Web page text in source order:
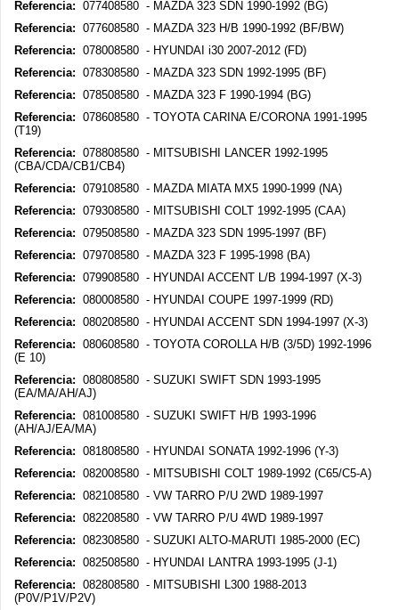
Referencia: 077408580 - MAZDA 323 SDN 1990-1992 (BG)
Referencia: 077608580 - MAZDA 323 H/B 1990-1992 (BF/BW)
Referencia: 078008580 - HYUNDAI i30 2007-2012 (FD)
Referencia: 078308580 - MAZDA 323 SDN 1992-1995 (BF)
Referencia: 078508580 - MAZDA 323 F 1990-1994 (BG)
Referencia: 078608580 - TOYOTA CARINA E/CORONA 1991-1995
(T19)
Referencia: 078808580 - MITSUBISHI LANCER 1992-1995
(CBA/CDA/CB1/CB4)
Referencia: 079108580 - MAZDA MIATA MX5 1990-1999 (NA)
Referencia: 079308580 - MITSUBISHI COLT 1992-1995 (CAA)
Referencia: 079508580 - MAZDA 323 SDN 1995-1997 (BF)
Referencia: 079708580 - MAZDA 323 F 1995-1998 (BA)
Referencia: 079908580 - HYUNDAI ACCENT L/B 1994-1997 (X-3)
Referencia: 080008580 - HYUNDAI COUPE 1997-1999 (RD)
Referencia: 080208580 - HYUNDAI ACCENT SDN 1994-1997 (X-3)
Referencia: 080608580 - TOYOTA COROLLA H/B (3/5D) 1992-1996
(E 10)
Referencia: 080808580 - SUZUKI SWIFT SDN 1993-1995
(EA/MA/AH/AJ)
Referencia: 081008580 - SUZUKI SWIFT H/B 1993-1996
(AH/AJ/EA/MA)
Referencia: 081808580 - HYUNDAI SONATA 1992-1996 (Y-3)
Referencia: 082008580 - MITSUBISHI COLT 1989-1992 (C65/C5-A)
Referencia: 082108580 - VW TARRO P/U 2WD 1989-1997
Referencia: 082208580 - VW TARRO P/U 4WD 1989-1997
Referencia: 082308580 - SUZUKI ALTO-MARUTI 1985-2000 (EC)
Referencia: 082508580 - HYUNDAI LANTRA 1993-1995 (J-1)
Referencia: 082808580 - MITSUBISHI L300 1988-2013
(P0V/P1V/P2V)